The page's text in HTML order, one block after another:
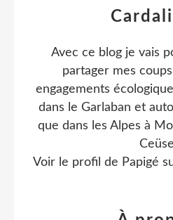
Avec ce blog je vais
partager mes
engagements
dans le Garlaban et
que dans les Alpes à
Ceüse
Voir le profil de Papigé